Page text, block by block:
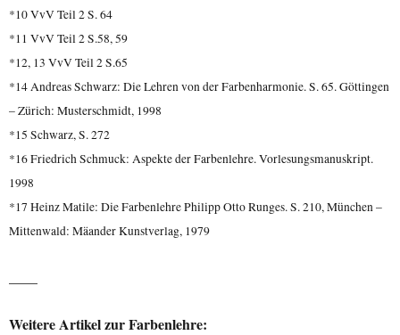
*10 VvV Teil 2 S. 64
*11 VvV Teil 2 S.58, 59
*12, 13 VvV Teil 2 S.65
*14 Andreas Schwarz: Die Lehren von der Farbenharmonie. S. 65. Göttingen
– Zürich: Musterschmidt, 1998
*15 Schwarz, S. 272
*16 Friedrich Schmuck: Aspekte der Farbenlehre. Vorlesungsmanuskript.
1998
*17 Heinz Matile: Die Farbenlehre Philipp Otto Runges. S. 210, München –
Mittenwald: Mäander Kunstverlag, 1979
Weitere Artikel zur Farbenlehre: